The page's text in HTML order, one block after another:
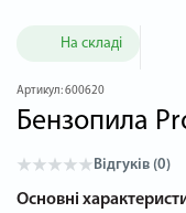
На складі
Артикул:600620
Бензопила
Відгуків (0)
Основні